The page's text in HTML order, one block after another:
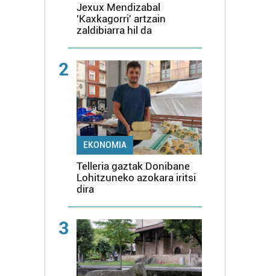
Jexux Mendizabal
'Kaxkagorri' artzain
zaldibiarra hil da
2
EKONOMIA
Telleria gaztak Donibane
Lohitzuneko azokara iritsi
dira
3